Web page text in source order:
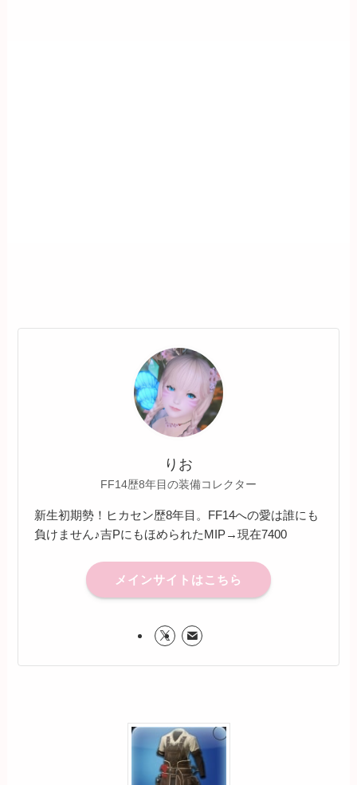
りお
FF14歴8年目の装備コレクター
新生初期勢！ヒカセン歴8年目。FF14への愛は誰にも
負けません♪吉PにもほめられたMIP→現在7400
メインサイトはこちら